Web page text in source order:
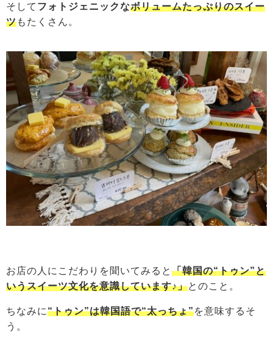
そして フォトジェニックなボリュームたっぷりのスイー
ツもたくさん。
お店の人にこだわりを聞いてみると 「韓国の“トゥン”と
いうスイーツ文化を意識しています♪」とのこと。
ちなみに“トゥン”は韓国語で“太っちょ”を意味するそ
う。